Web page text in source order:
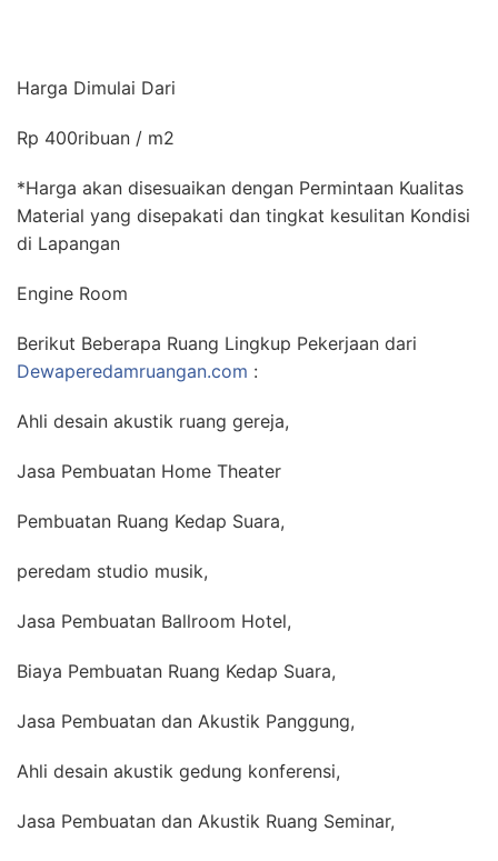
Harga Dimulai Dari
Rp 400ribuan / m2
*Harga akan disesuaikan dengan Permintaan Kualitas
Material yang disepakati dan tingkat kesulitan Kondisi
di Lapangan
Engine Room
Berikut Beberapa Ruang Lingkup Pekerjaan dari
Dewaperedamruangan.com :
Ahli desain akustik ruang gereja,
Jasa Pembuatan Home Theater
Pembuatan Ruang Kedap Suara,
peredam studio musik,
Jasa Pembuatan Ballroom Hotel,
Biaya Pembuatan Ruang Kedap Suara,
Jasa Pembuatan dan Akustik Panggung,
Ahli desain akustik gedung konferensi,
Jasa Pembuatan dan Akustik Ruang Seminar,